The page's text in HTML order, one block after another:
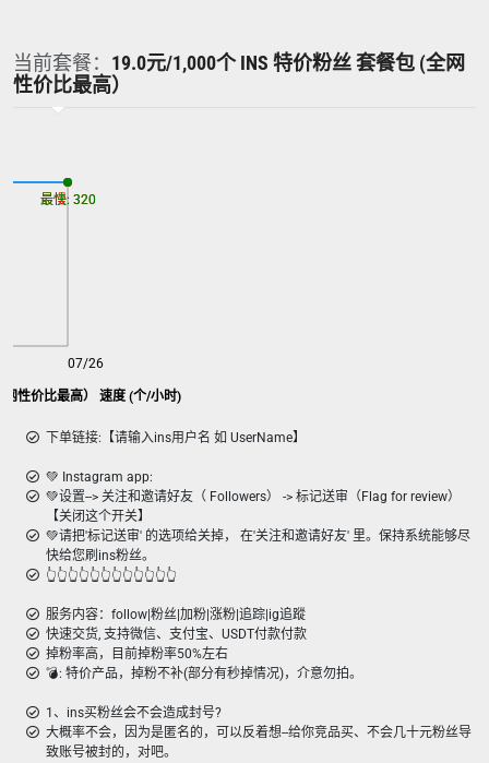
当前套餐： 19.0元/1,000个 INS 特价粉丝 套餐包 (全网
性价比最高）
性价比最高） 速度 (个/小时)
07/26
最慢: 320
最快: 320
下单链接:【请输入ins用户名 如 UserName】
💚 Instagram app:
💚设置--> 关注和邀请好友（ Followers） -> 标记送审（Flag for review）
【关闭这个开关】
💚请把'标记送审' 的选项给关掉， 在'关注和邀请好友' 里。保持系统能够尽
快给您刷ins粉丝。
👆👆👆👆👆👆👆👆👆👆👆👆
服务内容：follow|粉丝|加粉|涨粉|追踪|ig追蹤
快速交货, 支持微信、支付宝、USDT付款付款
掉粉率高，目前掉粉率50%左右
💣︎: 特价产品，掉粉不补(部分有秒掉情况)，介意勿拍。
1、ins买粉丝会不会造成封号?
大概率不会，因为是匿名的，可以反着想--给你竞品买、不会几十元粉丝导
致账号被封的，对吧。